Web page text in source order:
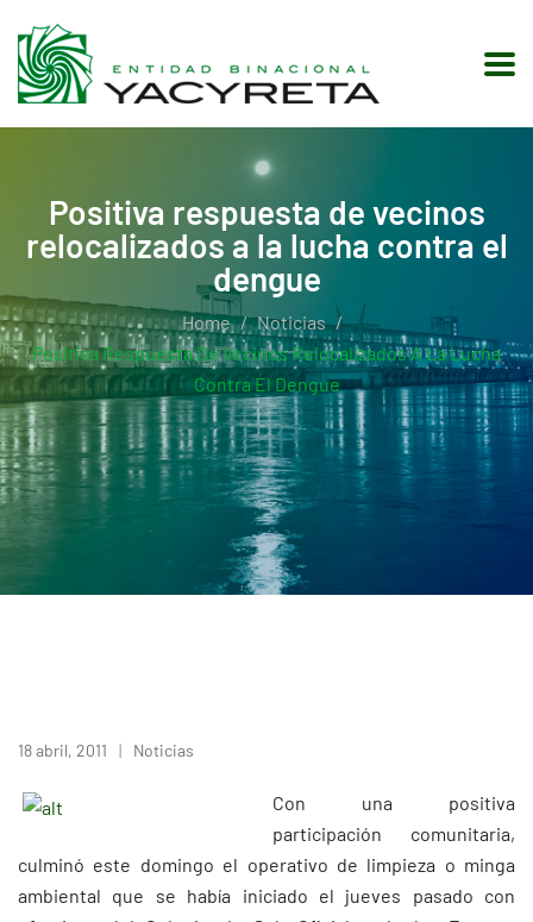
Positiva respuesta de vecinos
relocalizados a la lucha contra el
dengue
Home
Noticias
Positiva Respuesta De Vecinos Relocalizados A La Lucha
Contra El Dengue
18 abril, 2011 Noticias
Con una positiva
participación comunitaria,
culminó este domingo el operativo de limpieza o minga
ambiental que se había iniciado el jueves pasado con